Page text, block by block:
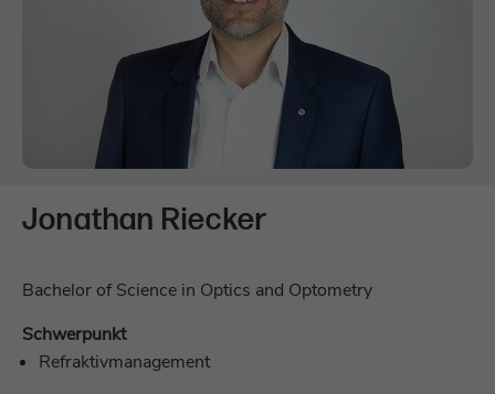
Jonathan Riecker
Bachelor of Science in Optics and Optometry
Schwerpunkt
Refraktivmanagement
Heatmap-Experiments, das auf der
Webseite verfolgt werden soll.